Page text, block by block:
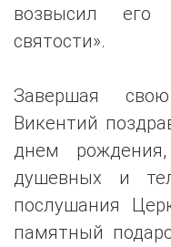
возвысил
святости».
Завершая
Викентий
днем
душевных и
послушания
памятный